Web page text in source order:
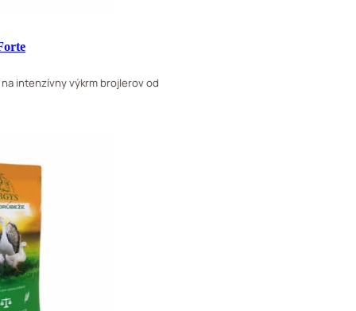
intenzívny výkrm brojlerov od